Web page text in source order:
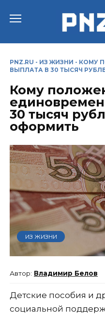
PNZ.RU - ИЗ ЖИЗНИ - КОМУ
ВЫПЛАТА В 30 ТЫСЯЧ
Кому
30 тысяч
оформить
ИЗ ЖИЗНИ
Владимир Белов
Детские пособия и
социальной